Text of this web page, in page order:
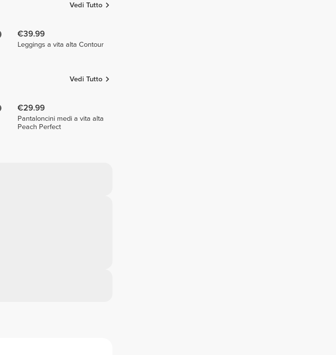
Vedi Tutto
€39.99
Leggings a vita alta Contour
Vedi Tutto
€29.99
Pantaloncini medi a vita alta
Peach Perfect